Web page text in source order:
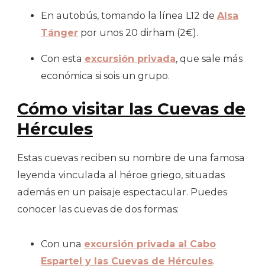
En autobús, tomando la línea L12 de Alsa
Tánger por unos 20 dirham (2€).
Con esta excursión privada, que sale más
económica si sois un grupo.
Cómo visitar las Cuevas de
Hércules
Estas cuevas reciben su nombre de una famosa
leyenda vinculada al héroe griego, situadas
además en un paisaje espectacular. Puedes
conocer las cuevas de dos formas:
Con una excursión privada al Cabo
Espartel y las Cuevas de Hércules.